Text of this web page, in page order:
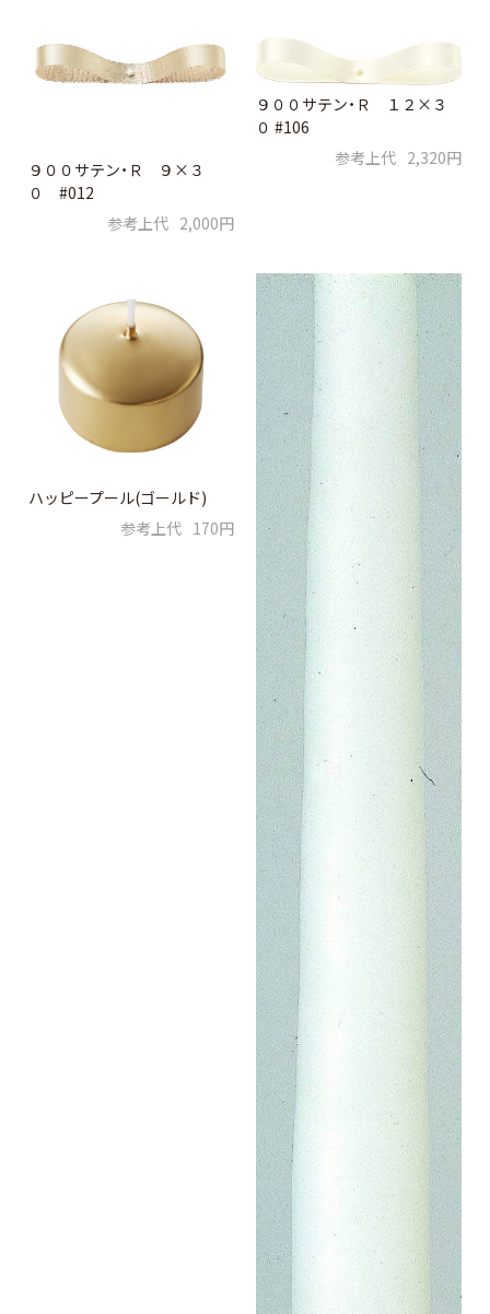
９００サテン・Ｒ ９×３
０ #012
参考上代 2,000円
９００サテン・Ｒ １２×３
０ #106
参考上代 2,320円
ハッピープール(ゴールド)
参考上代 170円